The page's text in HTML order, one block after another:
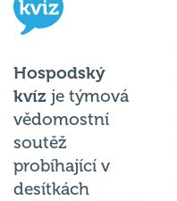
Hospodský
kvíz je týmová
vědomostní
soutěž
probíhající v
desítkách